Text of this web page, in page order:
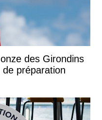
des Girondins
préparation